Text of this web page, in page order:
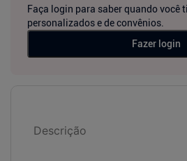
Faça login para saber quando você
personalizados e de convênios.
Fazer login
Descrição